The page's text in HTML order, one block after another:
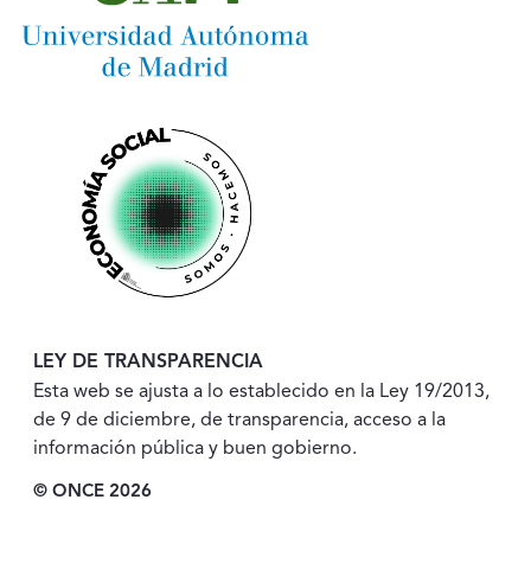
LEY DE TRANSPARENCIA
Esta web se ajusta a lo establecido en la Ley 19/2013,
de 9 de diciembre, de transparencia, acceso a la
información pública y buen gobierno.
© ONCE 2026